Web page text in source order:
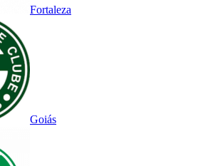
Fortaleza
Goiás